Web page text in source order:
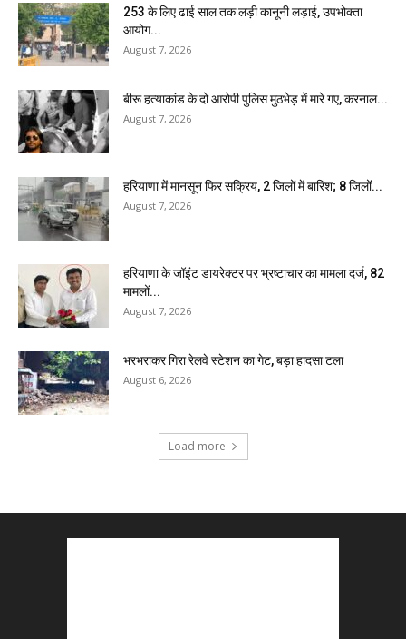
₹253 के लिए ढाई साल तक लड़ी कानूनी लड़ाई, उपभोक्ता
आयोग...
August 7, 2026
बीरू हत्याकांड के दो आरोपी पुलिस मुठभेड़ में मारे गए, करनाल...
August 7, 2026
हरियाणा में मानसून फिर सक्रिय, 2 जिलों में बारिश; 8 जिलों...
August 7, 2026
हरियाणा के जॉइंट डायरेक्टर पर भ्रष्टाचार का मामला दर्ज, 82
मामलों...
August 7, 2026
भरभराकर गिरा रेलवे स्टेशन का गेट, बड़ा हादसा टला
August 6, 2026
Load more